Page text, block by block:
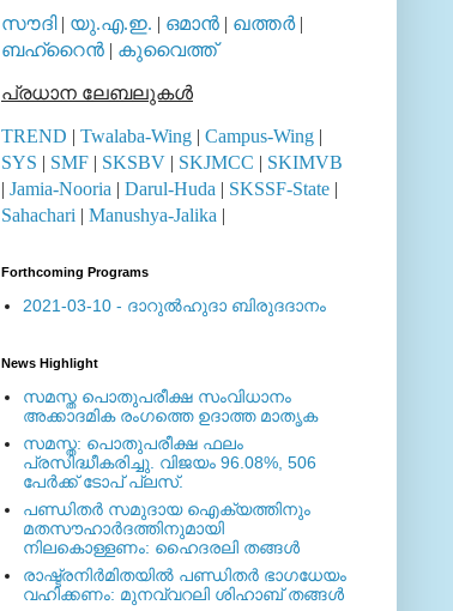
സൗദി| യു.എ.ഇ. | ഒമാന്‍ | ഖത്തര്‍|
ബഹ്റൈന്‍ | കുവൈത്ത്
പ്രധാന ലേബലുകള്‍
TREND | Twalaba-Wing | Campus-Wing |
SYS | SMF | SKSBV | SKJMCC | SKIMVB
| Jamia-Nooria | Darul-Huda | SKSSF-State |
Sahachari | Manushya-Jalika |
Forthcoming Programs
2021-03-10 - ദാറുല്‍ഹുദാ ബിരുദദാനം
News Highlight
സമസ്ത പൊതുപരീക്ഷ സംവിധാനം
അക്കാദമിക രംഗത്തെ ഉദാത്ത മാതൃക
സമസ്ത: പൊതുപരീക്ഷ ഫലം
പ്രസിദ്ധീകരിച്ചു. വിജയം 96.08%, 506
പേര്‍ക്ക് ടോപ് പ്ലസ്.
പണ്ഡിതര്‍ സമുദായ ഐക്യത്തിനും
മതസൗഹാര്‍ദത്തിനുമായി
നിലകൊള്ളണം: ഹൈദരലി തങ്ങള്‍
രാഷ്ട്രനിര്‍മിതയില്‍ പണ്ഡിതര്‍ ഭാഗധേയം
വഹിക്കണം: മുനവ്വറലി ശിഹാബ് തങ്ങള്‍